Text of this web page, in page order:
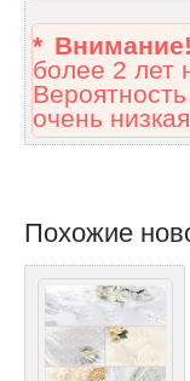
* Внимание!
более 2 лет
очень
Похожие